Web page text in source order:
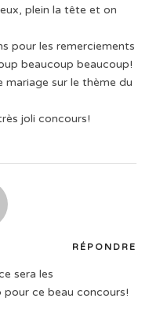
plein la tête et on
pour les remerciements
beaucoup beaucoup!
sur le thème du
joli concours!
RÉPONDRE
sera les
ce beau concours!